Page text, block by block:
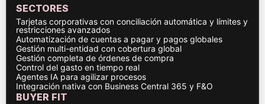
SECTORES
Tarjetas corporativas con conciliación automática y límites y
restricciones avanzados
Automatización de cuentas a pagar y pagos globales
Gestión multi-entidad con cobertura global
Gestión completa de órdenes de compra
Control del gasto en tiempo real
Agentes IA para agilizar procesos
Integración nativa con Business Central 365 y F&O
BUYER FIT